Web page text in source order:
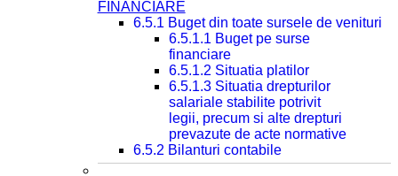
FINANCIARE
6.5.1 Buget din toate sursele de venituri
6.5.1.1 Buget pe surse
financiare
6.5.1.2 Situatia platilor
6.5.1.3 Situatia drepturilor
salariale stabilite potrivit
legii, precum si alte drepturi
prevazute de acte normative
6.5.2 Bilanturi contabile